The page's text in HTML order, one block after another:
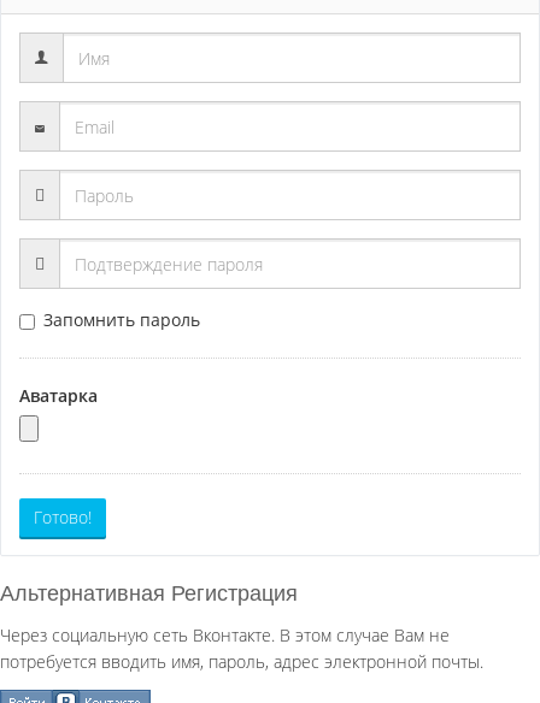
Запомнить пароль
Аватарка
Готово!
Альтернативная Регистрация
Через социальную сеть Вконтакте. В этом случае Вам не
потребуется вводить имя, пароль, адрес электронной почты.